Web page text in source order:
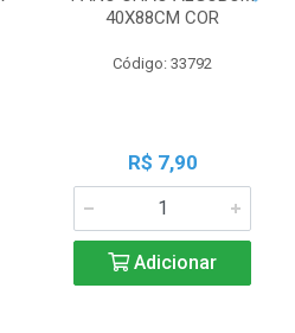
40X88CM COR
Código: 33792
R$ 7,90
Adicionar